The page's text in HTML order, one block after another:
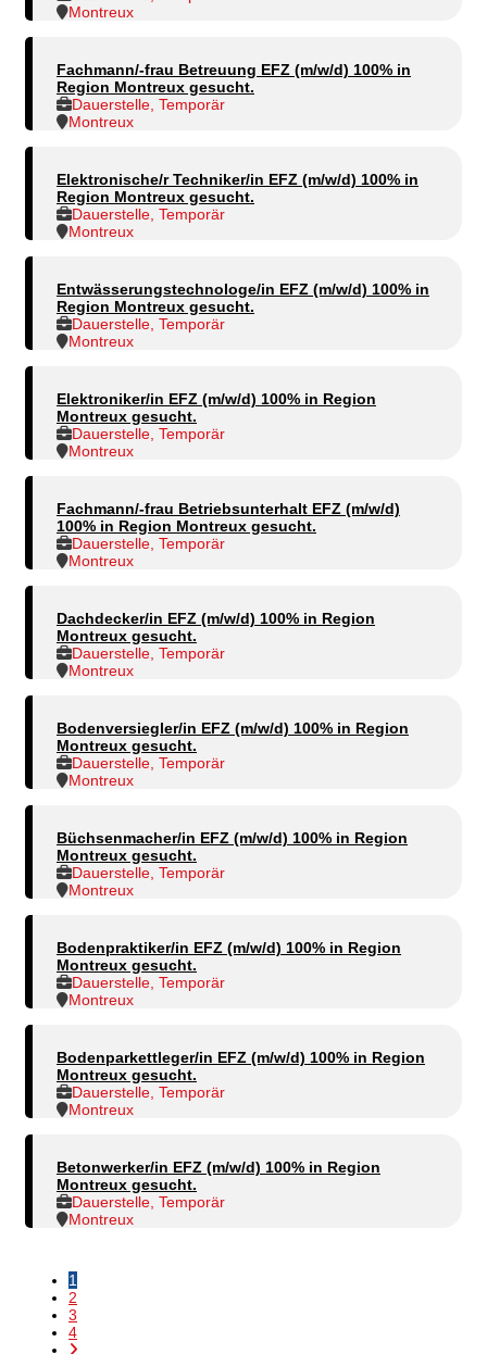
Montreux
Fachmann/-frau Betreuung EFZ (m/w/d) 100% in
Region Montreux gesucht.
Dauerstelle, Temporär
Montreux
Elektronische/r Techniker/in EFZ (m/w/d) 100% in
Region Montreux gesucht.
Dauerstelle, Temporär
Montreux
Entwässerungstechnologe/in EFZ (m/w/d) 100% in
Region Montreux gesucht.
Dauerstelle, Temporär
Montreux
Elektroniker/in EFZ (m/w/d) 100% in Region
Montreux gesucht.
Dauerstelle, Temporär
Montreux
Fachmann/-frau Betriebsunterhalt EFZ (m/w/d)
100% in Region Montreux gesucht.
Dauerstelle, Temporär
Montreux
Dachdecker/in EFZ (m/w/d) 100% in Region
Montreux gesucht.
Dauerstelle, Temporär
Montreux
Bodenversiegler/in EFZ (m/w/d) 100% in Region
Montreux gesucht.
Dauerstelle, Temporär
Montreux
Büchsenmacher/in EFZ (m/w/d) 100% in Region
Montreux gesucht.
Dauerstelle, Temporär
Montreux
Bodenpraktiker/in EFZ (m/w/d) 100% in Region
Montreux gesucht.
Dauerstelle, Temporär
Montreux
Bodenparkettleger/in EFZ (m/w/d) 100% in Region
Montreux gesucht.
Dauerstelle, Temporär
Montreux
Betonwerker/in EFZ (m/w/d) 100% in Region
Montreux gesucht.
Dauerstelle, Temporär
Montreux
1
2
3
4